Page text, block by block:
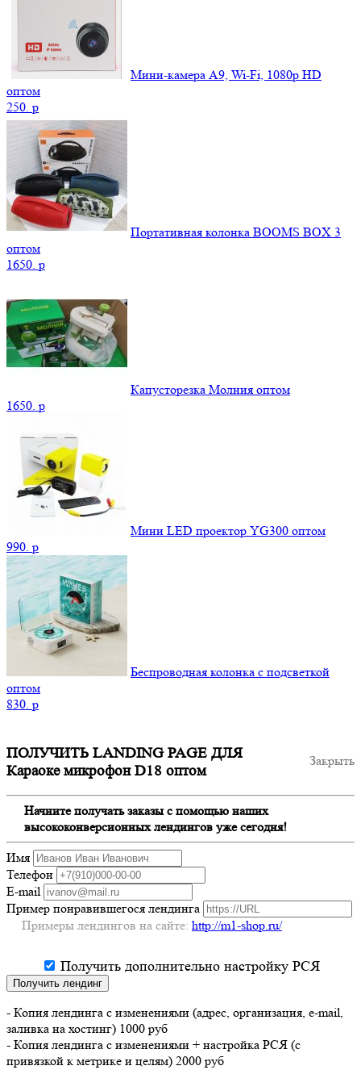
Мини-камера A9, Wi-Fi, 1080p HD
оптом
250. p
Портативная колонка BOOMS BOX 3
оптом
1650. p
Капусторезка Молния оптом
1650. p
Мини LED проектор YG300 оптом
990. p
Беспроводная колонка с подсветкой
оптом
830. p
Закрыть
ПОЛУЧИТЬ LANDING PAGE ДЛЯ
Караоке микрофон D18 оптом
Начните получать заказы с помощью наших
высококонверсионных лендингов уже сегодня!
Имя
Телефон
E-mail
Пример понравившегося лендинга
Примеры лендингов на сайте: http://m1-shop.ru/
Получить дополнительно настройку РСЯ
Получить лендинг
- Копия лендинга с изменениями (адрес, организация, e-mail,
заливка на хостинг) 1000 руб
- Копия лендинга с изменениями + настройка РСЯ (с
привязкой к метрике и целям) 2000 руб